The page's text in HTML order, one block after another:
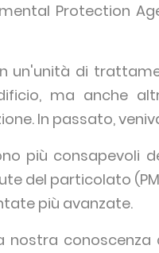
Protection
un'unità di
ma anche
In passato,
più consapevoli
del particolato
più avanzate.
nostra